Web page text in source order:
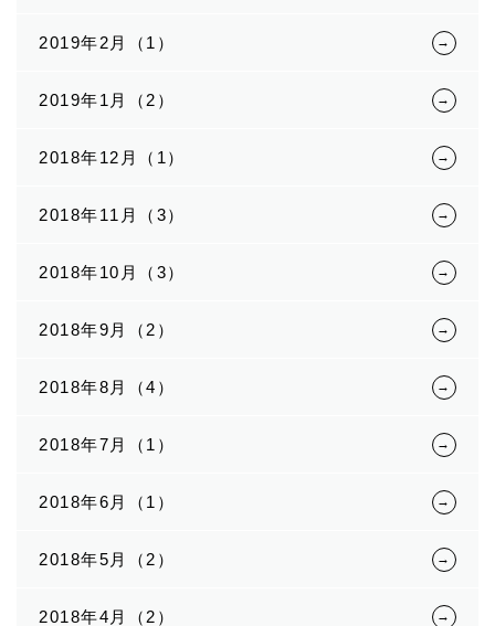
2019年2月（1）
2019年1月（2）
2018年12月（1）
2018年11月（3）
2018年10月（3）
2018年9月（2）
2018年8月（4）
2018年7月（1）
2018年6月（1）
2018年5月（2）
2018年4月（2）